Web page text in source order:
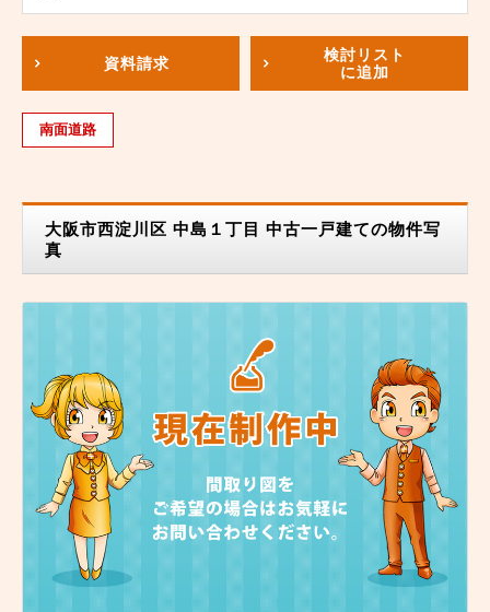
資料請求
検討リスト
に追加
南面道路
大阪市西淀川区 中島１丁目 中古一戸建ての物件写
真